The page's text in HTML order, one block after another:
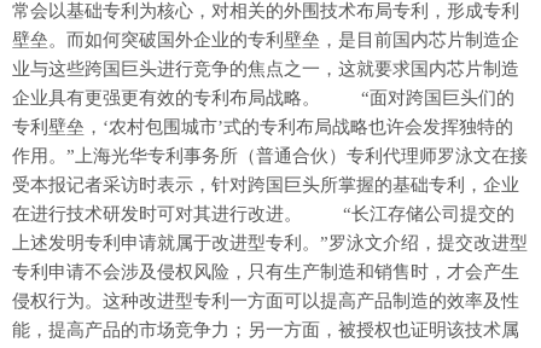
常会以基础专利为核心，对相关的外围技术布局专利，形成专利
壁垒。而如何突破国外企业的专利壁垒，是目前国内芯片制造企
业与这些跨国巨头进行竞争的焦点之一，这就要求国内芯片制造
企业具有更强更有效的专利布局战略。 “面对跨国巨头们的
专利壁垒，‘农村包围城市’式的专利布局战略也许会发挥独特的
作用。”上海光华专利事务所（普通合伙）专利代理师罗泳文在接
受本报记者采访时表示，针对跨国巨头所掌握的基础专利，企业
在进行技术研发时可对其进行改进。 “长江存储公司提交的
上述发明专利申请就属于改进型专利。”罗泳文介绍，提交改进型
专利申请不会涉及侵权风险，只有生产制造和销售时，才会产生
侵权行为。这种改进型专利一方面可以提高产品制造的效率及性
能，提高产品的市场竞争力；另一方面，被授权也证明该技术属